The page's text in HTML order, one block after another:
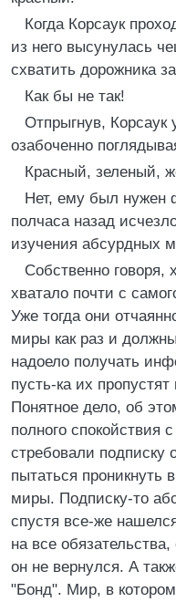
Когда Корсаук
из него высунулась
схватить дорожника за
Как бы не так!
Отпрыгнув,
озабоченно
Красный, зеленый,
Нет, ему был нужен
полчаса назад
изучения абсурдных
Собственно говоря,
хватало почти с
Уже тогда они
миры как раз и
надоело получать
пусть-ка их
Понятное дело, об
полного спокойствия
стребовали подписку
пытаться проникнуть
миры. Подписку-то
спустя все-же
на все
он не вернулся. А
"Бонд". Мир, в